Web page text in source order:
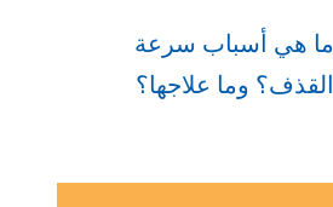
ما هي أسباب سرعة
القذف؟ وما علاجها؟